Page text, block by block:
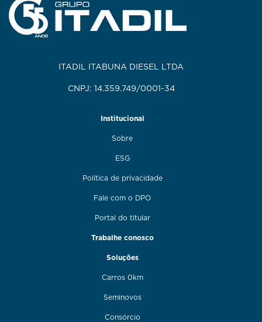
ITADIL ITABUNA DIESEL LTDA
CNPJ: 14.359.749/0001-34
Institucional
Sobre
ESG
Política de privacidade
Fale com o DPO
Portal do titular
Trabalhe conosco
Soluções
Carros 0km
Seminovos
Consórcio